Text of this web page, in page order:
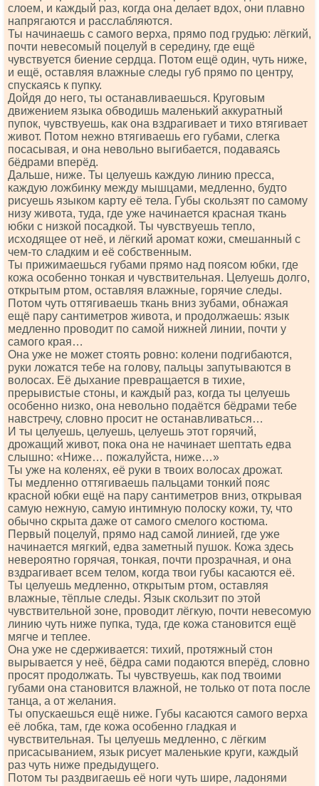
слоем, и каждый раз, когда она делает вдох, они плавно
напрягаются и расслабляются.
Ты начинаешь с самого верха, прямо под грудью: лёгкий,
почти невесомый поцелуй в середину, где ещё
чувствуется биение сердца. Потом ещё один, чуть ниже,
и ещё, оставляя влажные следы губ прямо по центру,
спускаясь к пупку.
Дойдя до него, ты останавливаешься. Круговым
движением языка обводишь маленький аккуратный
пупок, чувствуешь, как она вздрагивает и тихо втягивает
живот. Потом нежно втягиваешь его губами, слегка
посасывая, и она невольно выгибается, подаваясь
бёдрами вперёд.
Дальше, ниже. Ты целуешь каждую линию пресса,
каждую ложбинку между мышцами, медленно, будто
рисуешь языком карту её тела. Губы скользят по самому
низу живота, туда, где уже начинается красная ткань
юбки с низкой посадкой. Ты чувствуешь тепло,
исходящее от неё, и лёгкий аромат кожи, смешанный с
чем-то сладким и её собственным.
Ты прижимаешься губами прямо над поясом юбки, где
кожа особенно тонкая и чувствительная. Целуешь долго,
открытым ртом, оставляя влажные, горячие следы.
Потом чуть оттягиваешь ткань вниз зубами, обнажая
ещё пару сантиметров живота, и продолжаешь: язык
медленно проводит по самой нижней линии, почти у
самого края…
Она уже не может стоять ровно: колени подгибаются,
руки ложатся тебе на голову, пальцы запутываются в
волосах. Её дыхание превращается в тихие,
прерывистые стоны, и каждый раз, когда ты целуешь
особенно низко, она невольно подаётся бёдрами тебе
навстречу, словно просит не останавливаться…
И ты целуешь, целуешь, целуешь этот горячий,
дрожащий живот, пока она не начинает шептать едва
слышно: «Ниже… пожалуйста, ниже…»
Ты уже на коленях, её руки в твоих волосах дрожат.
Ты медленно оттягиваешь пальцами тонкий пояс
красной юбки ещё на пару сантиметров вниз, открывая
самую нежную, самую интимную полоску кожи, ту, что
обычно скрыта даже от самого смелого костюма.
Первый поцелуй, прямо над самой линией, где уже
начинается мягкий, едва заметный пушок. Кожа здесь
невероятно горячая, тонкая, почти прозрачная, и она
вздрагивает всем телом, когда твои губы касаются её.
Ты целуешь медленно, открытым ртом, оставляя
влажные, тёплые следы. Язык скользит по этой
чувствительной зоне, проводит лёгкую, почти невесомую
линию чуть ниже пупка, туда, где кожа становится ещё
мягче и теплее.
Она уже не сдерживается: тихий, протяжный стон
вырывается у неё, бёдра сами подаются вперёд, словно
просят продолжать. Ты чувствуешь, как под твоими
губами она становится влажной, не только от пота после
танца, а от желания.
Ты опускаешься ещё ниже. Губы касаются самого верха
её лобка, там, где кожа особенно гладкая и
чувствительная. Ты целуешь медленно, с лёгким
присасыванием, язык рисует маленькие круги, каждый
раз чуть ниже предыдущего.
Потом ты раздвигаешь её ноги чуть шире, ладонями